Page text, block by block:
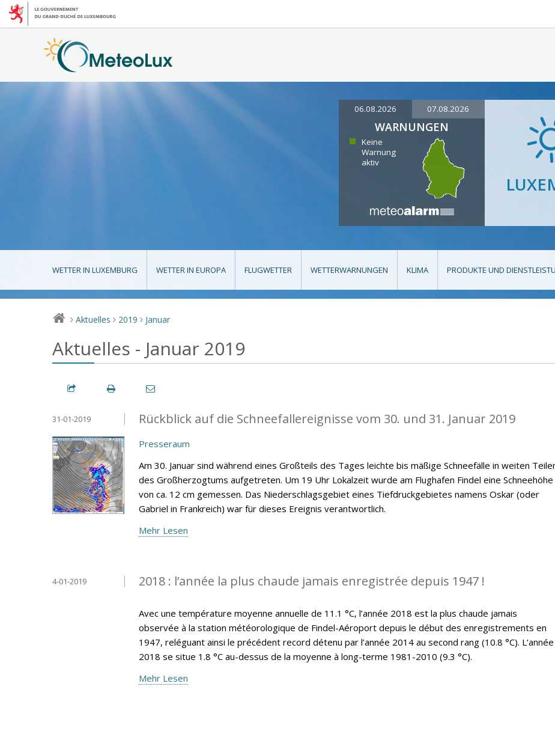
06.08.2026 07.08.2026
WARNUNGEN
Keine
Warnung
aktiv
WETTER IN LUXEMBURG WETTER IN EUROPA FLUGWETTER WETTERWARNUNGEN KLIMA PRODUKTE UND
> Aktuelles > 2019 > Januar
Aktuelles - Januar 2019
Rückblick auf die Schneefallereignisse vom 30. und 31. Januar 2019
31-01-2019
Presseraum
Am 30. Januar sind während eines Großteils des Tages leichte bis mäßige Schneefälle in weiten
des Großherzogtums aufgetreten. Um 19 Uhr Lokalzeit wurde am Flughafen Findel eine Schneehöhe
von ca. 12 cm gemessen. Das Niederschlagsgebiet eines Tiefdruckgebietes namens Oskar (oder
Gabriel in Frankreich) war für dieses Ereignis verantwortlich.
Mehr Lesen
2018 : l’année la plus chaude jamais enregistrée depuis 1947 !
4-01-2019
Avec une température moyenne annuelle de 11.1 °C, l’année 2018 est la plus chaude jamais
observée à la station météorologique de Findel-Aéroport depuis le début des enregistrements en
1947, reléguant ainsi le précédent record détenu par l’année 2014 au second rang (10.8 °C). L’année
2018 se situe 1.8 °C au-dessus de la moyenne à long-terme 1981-2010 (9.3 °C).
Mehr Lesen